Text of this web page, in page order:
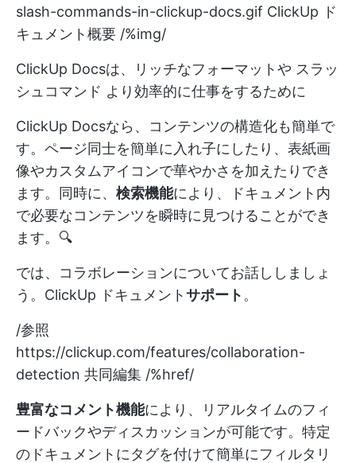
slash-commands-in-clickup-docs.gif ClickUp ド
キュメント概要 /%img/
ClickUp Docsは、リッチなフォーマットや スラッ
シュコマンド より効率的に仕事をするために
ClickUp Docsなら、コンテンツの構造化も簡単で
す。ページ同士を簡単に入れ子にしたり、表紙画
像やカスタムアイコンで華やかさを加えたりでき
ます。同時に、 検索機能により、ドキュメント内
で必要なコンテンツを瞬時に見つけることができ
ます。🔍
では、コラボレーションについてお話ししましょ
う。ClickUp ドキュメントサポート 。
/参照
https://clickup.com/features/collaboration-
detection 共同編集 /%href/
豊富なコメント機能により、リアルタイムのフィ
ードバックやディスカッションが可能です。特定
のドキュメントにタグを付けて簡単にフィルタリ